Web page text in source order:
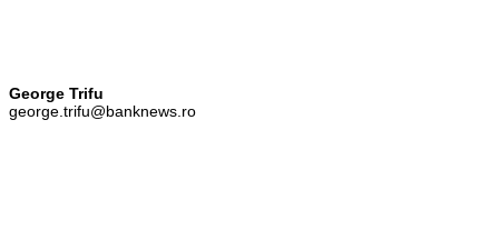
George Trifu
george.trifu@banknews.ro